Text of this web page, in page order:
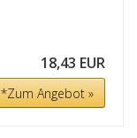
18,43 EUR
*Zum Angebot »